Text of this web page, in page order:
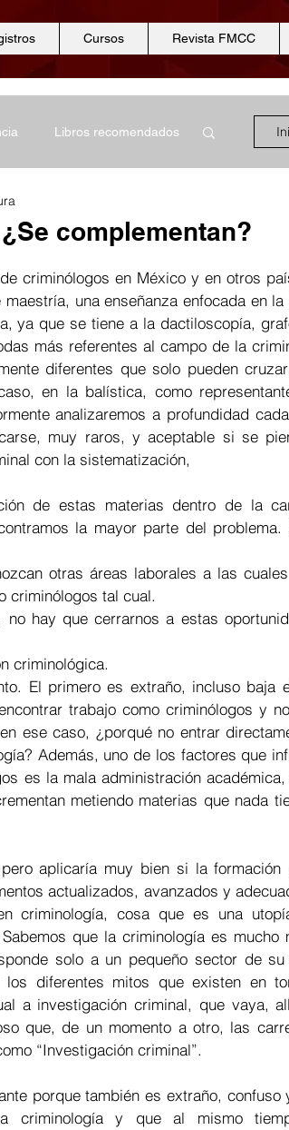
Cursos Revista FMCC
Libros recomendados
forenses
Ciencias periciales
Odontología Seguridad
complementan?
criminólogos en México y en otros
una enseñanza enfocada en
ya que se tiene a la dactiloscopía,
más referentes al campo de la
diferentes que solo pueden
en la balística, como
analizaremos a profundidad
muy raros, y aceptable si se
con la sistematización,
de estas materias dentro de la
la mayor parte del problema.
otras áreas laborales a las
criminólogos tal cual.
hay que cerrarnos a estas
criminológica.
El primero es extraño, incluso baja
trabajo como criminólogos y
ese caso, ¿porqué no entrar
Además, uno de los factores que
es la mala administración
metiendo materias que nada
aplicaría muy bien si la formación
actualizados, avanzados y
criminología, cosa que es una
que la criminología es mucho
solo a un pequeño sector de su
diferentes mitos que existen en
a investigación criminal, que vaya,
que, de un momento a otro, las
“Investigación criminal”.
porque también es extraño, confuso
criminología y que al mismo